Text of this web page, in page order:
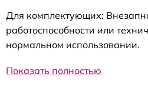
Для комплектующих:
работоспособности или
нормальном использовании.
Показать полностью